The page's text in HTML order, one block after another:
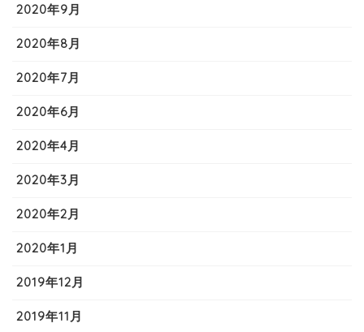
2020年9月
2020年8月
2020年7月
2020年6月
2020年4月
2020年3月
2020年2月
2020年1月
2019年12月
2019年11月